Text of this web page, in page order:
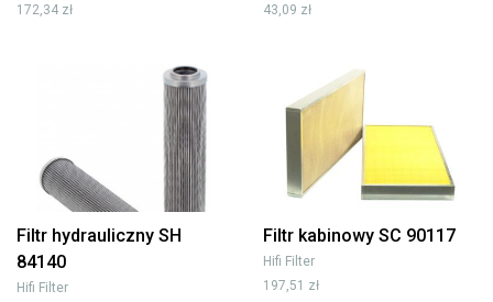
172,34 zł
43,09 zł
Filtr hydrauliczny SH
84140
Hifi Filter
Filtr kabinowy SC 90117
Hifi Filter
197,51 zł